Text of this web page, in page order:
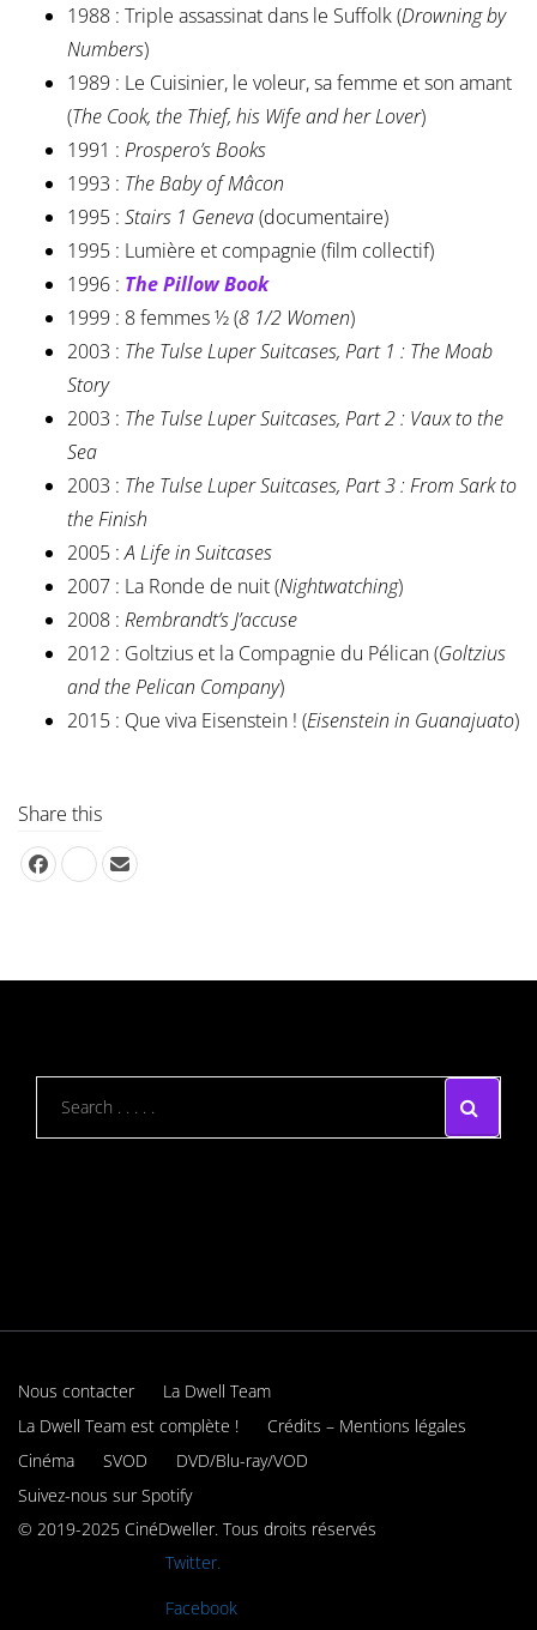
1988 : Triple assassinat dans le Suffolk (Drowning by
Numbers)
1989 : Le Cuisinier, le voleur, sa femme et son amant
(The Cook, the Thief, his Wife and her Lover)
1991 : Prospero’s Books
1993 : The Baby of Mâcon
1995 : Stairs 1 Geneva(documentaire)
1995 : Lumière et compagnie (film collectif)
1996 : The Pillow Book
1999 : 8 femmes ½ (8 1/2 Women)
2003 : The Tulse Luper Suitcases, Part 1 : The Moab
Story
2003 : The Tulse Luper Suitcases, Part 2 : Vaux to the
Sea
2003 : The Tulse Luper Suitcases, Part 3 : From Sark to
the Finish
2005 :A Life in Suitcases
2007 : La Ronde de nuit (Nightwatching)
2008 : Rembrandt’s J’accuse
2012 : Goltzius et la Compagnie du Pélican (Goltzius
and the Pelican Company)
2015 : Que viva Eisenstein ! (Eisenstein in Guanajuato)
Share this
Nous contacter
La Dwell Team
La Dwell Team est complète !
Crédits – Mentions légales
Cinéma
SVOD
DVD/Blu-ray/VOD
Suivez-nous sur Spotify
© 2019-2025 CinéDweller. Tous droits réservés
Twitter.
Facebook